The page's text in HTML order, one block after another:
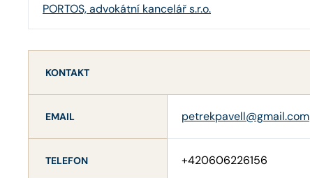
PORTOS, advokátní kancelář s.r.o.
KONTAKT
EMAIL petrekpavell@gmail.com
TELEFON +420606226156